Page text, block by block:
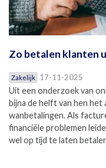
Zo betalen klanten
Zakelijk 17-11-2025
Uit een onderzoek van
bijna de helft van hen
wanbetalingen. Als
financiële problemen
wel op tijd te laten